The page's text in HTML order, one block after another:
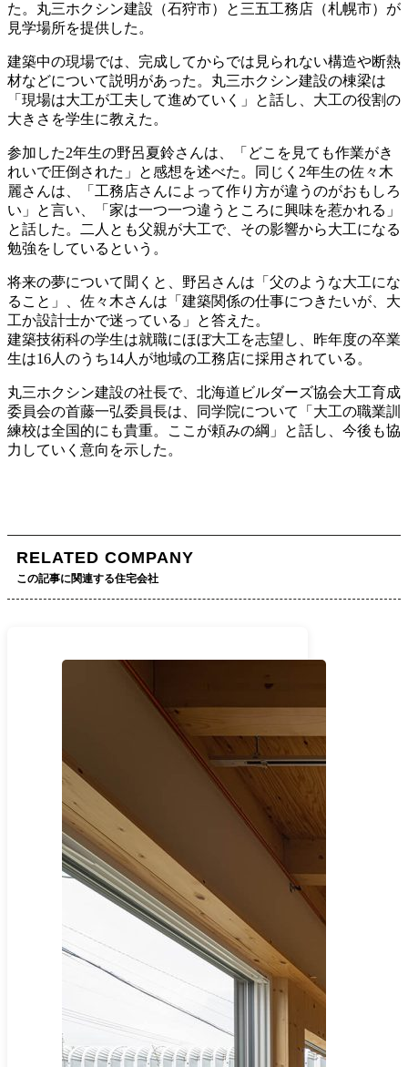
た。丸三ホクシン建設（石狩市）と三五工務店（札幌市）が
見学場所を提供した。
建築中の現場では、完成してからでは見られない構造や断熱
材などについて説明があった。丸三ホクシン建設の棟梁は
「現場は大工が工夫して進めていく」と話し、大工の役割の
大きさを学生に教えた。
参加した2年生の野呂夏鈴さんは、「どこを見ても作業がき
れいで圧倒された」と感想を述べた。同じく2年生の佐々木
麗さんは、「工務店さんによって作り方が違うのがおもしろ
い」と言い、「家は一つ一つ違うところに興味を惹かれる」
と話した。二人とも父親が大工で、その影響から大工になる
勉強をしているという。
将来の夢について聞くと、野呂さんは「父のような大工にな
ること」、佐々木さんは「建築関係の仕事につきたいが、大
工か設計士かで迷っている」と答えた。
建築技術科の学生は就職にほぼ大工を志望し、昨年度の卒業
生は16人のうち14人が地域の工務店に採用されている。
丸三ホクシン建設の社長で、北海道ビルダーズ協会大工育成
委員会の首藤一弘委員長は、同学院について「大工の職業訓
練校は全国的にも貴重。ここが頼みの綱」と話し、今後も協
力していく意向を示した。
RELATED COMPANY
この記事に関連する住宅会社